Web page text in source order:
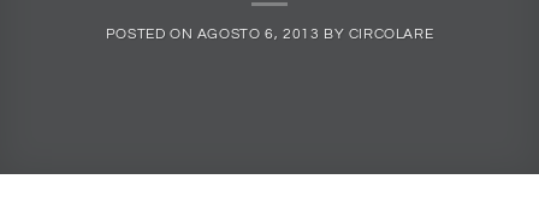
POSTED ON AGOSTO 6, 2013 BY CIRCOLARE